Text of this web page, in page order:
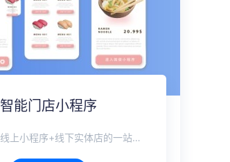
智能门店小程序
为门店提供线上小程序+线下实体店的一站式行业解决方案